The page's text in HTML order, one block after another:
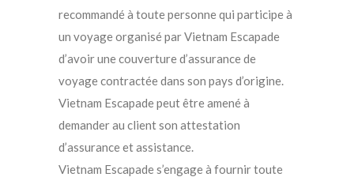
recommandé à toute personne qui participe à
un voyage organisé par Vietnam Escapade
d’avoir une couverture d’assurance de
voyage contractée dans son pays d’origine.
Vietnam Escapade peut être amené à
demander au client son attestation
d’assurance et assistance.
Vietnam Escapade s’engage à fournir toute